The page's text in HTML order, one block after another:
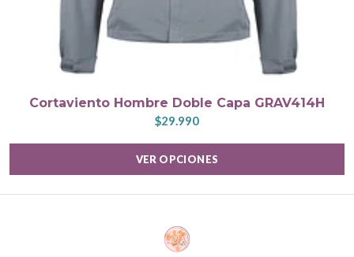
Cortaviento Hombre Doble Capa GRAV414H
$29.990
VER OPCIONES